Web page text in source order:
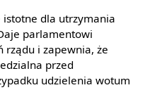
dla utrzymania
parlamentowi
rządu i zapewnia, że
przed
udzielenia wotum